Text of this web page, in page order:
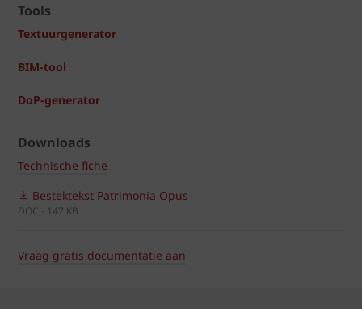
Tools
Textuurgenerator
BIM-tool
DoP-generator
Downloads
Technische fiche
Bestektekst Patrimonia Opus
DOC - 147 KB
Vraag gratis documentatie aan